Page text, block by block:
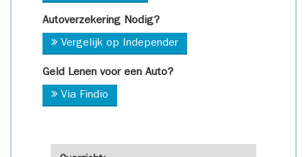
Autoverzekering Nodig?
Vergelijk op Independer
Geld Lenen voor een Auto?
Via Findio